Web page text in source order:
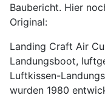
Baubericht. Hier
Original:
Landing Craft Air
Landungsboot,
Luftkissen-
wurden 1980